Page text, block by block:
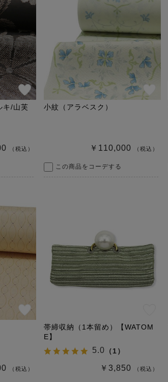
キ/山芙
（税込）
小紋（アラベスク）
￥110,000 （税込）
この商品をコーデする
（税込）
帯締収納（1本留め）【WATOM
E】
5.0 （1 ）
￥3,850 （税込）